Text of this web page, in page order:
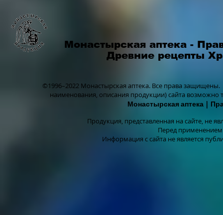
Монастырская аптека -
Древние рецепты
©1996–2022 Монастырская аптека. Все права защищены.
наименования, описания продукции) сайта
Монастырская аптека |
Продукция, представленная на сайте, не
Перед применением
Информация с сайта не является